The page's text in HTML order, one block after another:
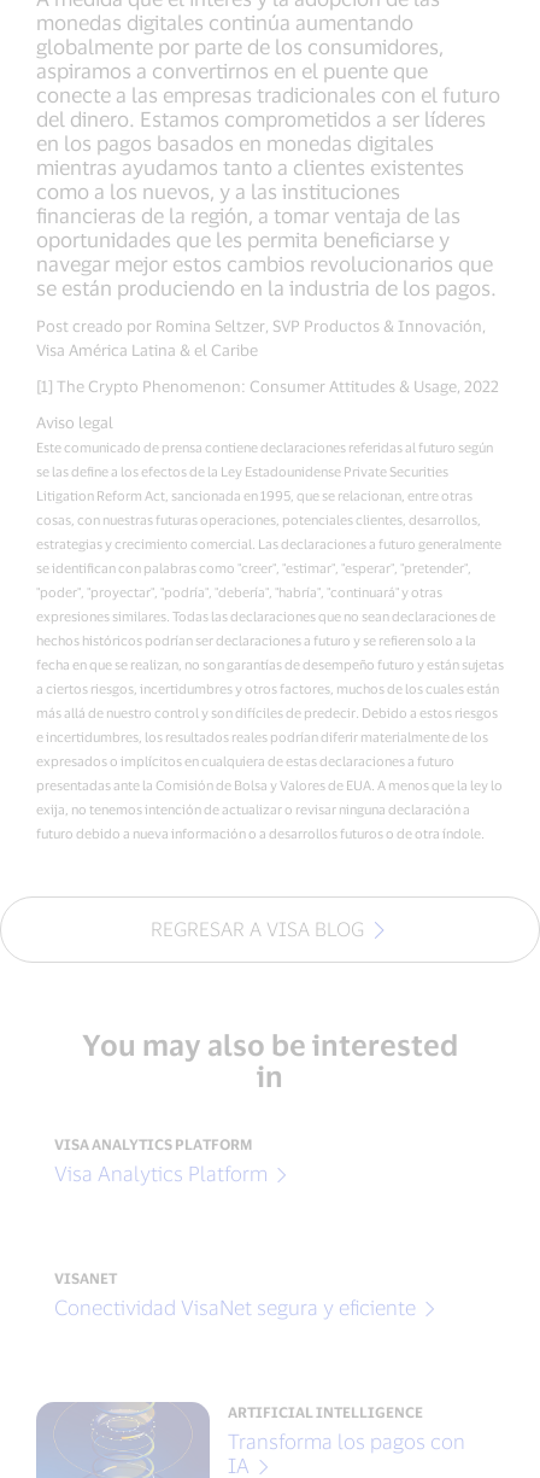
monedas digitales continúa aumentando
globalmente por parte de los consumidores,
aspiramos a convertirnos en el puente que
conecte a las empresas tradicionales con el futuro
del dinero. Estamos comprometidos a ser líderes
en los pagos basados en monedas digitales
mientras ayudamos tanto a clientes existentes
como a los nuevos, y a las instituciones
financieras de la región, a tomar ventaja de las
oportunidades que les permita beneficiarse y
navegar mejor estos cambios revolucionarios que
se están produciendo en la industria de los pagos.
Post creado por Romina Seltzer, SVP Productos & Innovación,
Visa América Latina & el Caribe
[1] The Crypto Phenomenon: Consumer Attitudes & Usage, 2022
Aviso legal
Este comunicado de prensa contiene declaraciones referidas al futuro según
se las define a los efectos de la Ley Estadounidense Private Securities
Litigation Reform Act, sancionada en 1995, que se relacionan, entre otras
cosas, con nuestras futuras operaciones, potenciales clientes, desarrollos,
estrategias y crecimiento comercial. Las declaraciones a futuro generalmente
se identifican con palabras como "creer", "estimar", "esperar", "pretender",
"poder", "proyectar", "podría", "debería", "habría", "continuará" y otras
expresiones similares. Todas las declaraciones que no sean declaraciones de
hechos históricos podrían ser declaraciones a futuro y se refieren solo a la
fecha en que se realizan, no son garantías de desempeño futuro y están sujetas
a ciertos riesgos, incertidumbres y otros factores, muchos de los cuales están
más allá de nuestro control y son difíciles de predecir. Debido a estos riesgos
e incertidumbres, los resultados reales podrían diferir materialmente de los
expresados o implícitos en cualquiera de estas declaraciones a futuro
presentadas ante la Comisión de Bolsa y Valores de EUA. A menos que la ley lo
exija, no tenemos intención de actualizar o revisar ninguna declaración a
futuro debido a nueva información o a desarrollos futuros o de otra índole.
REGRESAR A VISA BLOG
You may also be interested
in
VISA ANALYTICS PLATFORM
Visa Analytics Platform
VISANET
Conectividad VisaNet segura y eficiente
ARTIFICIAL INTELLIGENCE
Transforma los pagos con
IA